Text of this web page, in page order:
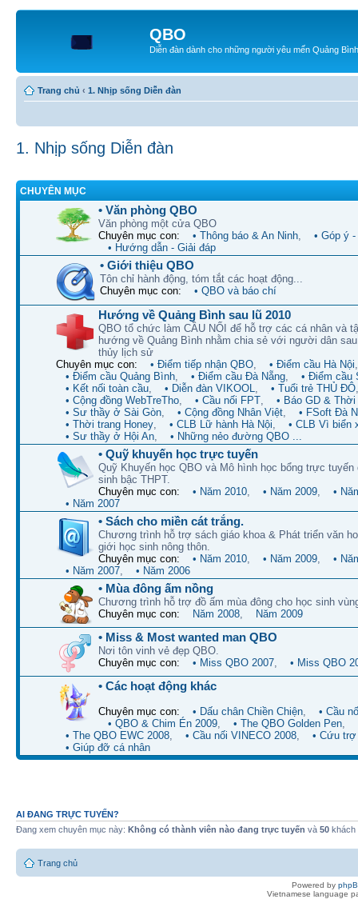
QBO
Diễn đàn dành cho những người yêu mến Quảng Bình
Trang chủ ‹ 1. Nhịp sống Diễn đàn
1. Nhịp sống Diễn đàn
CHUYÊN MỤC
• Văn phòng QBO
Văn phòng một cửa QBO
Chuyên mục con:
• Thông báo & An Ninh
• Góp ý
• Hướng dẫn - Giải đáp
• Giới thiệu QBO
Tôn chỉ hành động, tóm tắt các hoạt động...
Chuyên mục con:
• QBO và báo chí
Hướng về Quảng Bình sau lũ 2010
QBO tổ chức làm CẦU NỐI để hỗ trợ các cá nhân và
hướng về Quảng Bình nhằm chia sẻ với người dân
thủy lịch sử
Chuyên mục con:
• Điểm tiếp nhận QBO • Điểm cầu Hà Nội
• Điểm cầu Quảng Bình
• Điểm cầu Đà Nẵng
• Điểm cầu
• Kết nối toàn cầu
• Diễn đàn VIKOOL • Tuổi trẻ THỦ ĐÔ
• Cộng đồng WebTreTho
• Cầu nối FPT
• Báo GD & Thời
• Sư thầy ở Sài Gòn
• Cộng đồng Nhân Việt
• FSoft Đà
• Thời trang Honey
• CLB Lữ hành Hà Nội
• CLB Vì biển
• Sư thầy ở Hội An
• Những nẻo đường QBO ...
• Quỹ khuyến học trực tuyến
Quỹ Khuyến học QBO và Mô hình học bổng trực tuyến
sinh bậc THPT.
Chuyên mục con:
• Năm 2010 • Năm 2009
•
• Năm 2007
• Sách cho miền cát trắng.
Chương trình hỗ trợ sách giáo khoa & Phát triển văn
giới học sinh nông thôn.
Chuyên mục con:
• Năm 2010 • Năm 2009
•
• Năm 2007
• Năm 2006
• Mùa đông ấm nồng
Chương trình hỗ trợ đồ ấm mùa đông cho học sinh
Chuyên mục con:
Năm 2008 Năm 2009
• Miss & Most wanted man QBO
Nơi tôn vinh vẻ đẹp QBO.
Chuyên mục con:
• Miss QBO 2007 • Miss QBO
• Các hoạt động khác
Chuyên mục con: • Dấu chân Chiền Chiện
• Cầu
• QBO & Chim Én 2009
• The QBO Golden Pen
• The QBO EWC 2008
• Cầu nối VINECO 2008
• Cứu
• Giúp đỡ cá nhân
AI ĐANG TRỰC TUYẾN?
Đang xem chuyên mục này: Không có thành viên nào đang trực tuyến và 50 khách
Trang chủ
Powered by
Vietnamese language